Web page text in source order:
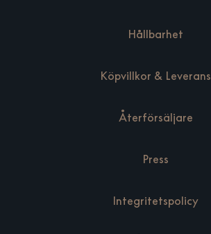
Hållbarhet
Köpvillkor & Leverans
Återförsäljare
Press
Integritetspolicy